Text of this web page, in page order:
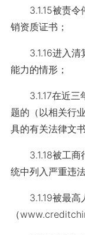
3.1.15被责令
销资质证书；
3.1.16进入清
能力的情形；
3.1.17在近三
题的（以相关行
具的有关法律文
3.1.18被工商
统中列入严重违
3.1.19被最高
（